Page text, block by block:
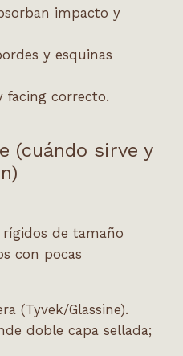
impacto y
y esquinas
facing correcto.
(cuándo sirve y
de tamaño
con pocas
(Tyvek/Glassine).
doble capa sellada;